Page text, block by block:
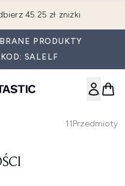
45.25 zł zniżki
PRODUKTY
SALELF
11Przedmioty